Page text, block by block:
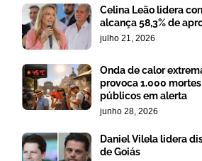
Celina Leão lidera
alcança 58,3% de
julho 21, 2026
Onda de calor
provoca 1.000
públicos em alerta
junho 28, 2026
Daniel Vilela lidera
de Goiás